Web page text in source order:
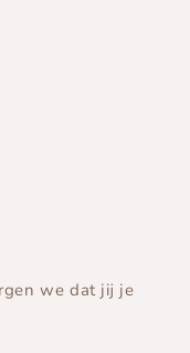
we dat jij je